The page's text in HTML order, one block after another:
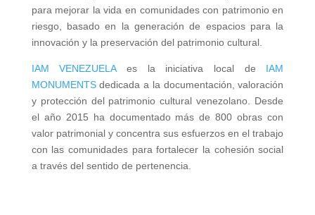
para mejorar la vida en comunidades con patrimonio en
riesgo, basado en la generación de espacios para la
innovación y la preservación del patrimonio cultural.
IAM VENEZUELAes la iniciativa local de IAM
MONUMENTSdedicada a la documentación, valoración
y protección del patrimonio cultural venezolano. Desde
el año 2015 ha documentado más de 800 obras con
valor patrimonial y concentra sus esfuerzos en el trabajo
con las comunidades para fortalecer la cohesión social
a través del sentido de pertenencia.